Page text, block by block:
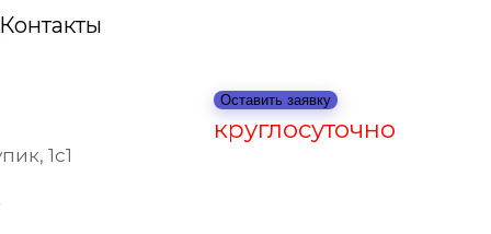
Контакты
1с1
Оставить заявку
круглосуточно